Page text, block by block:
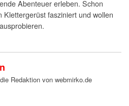
Abenteuer erleben. Schon
fasziniert und wollen
Redaktion von webmirko.de